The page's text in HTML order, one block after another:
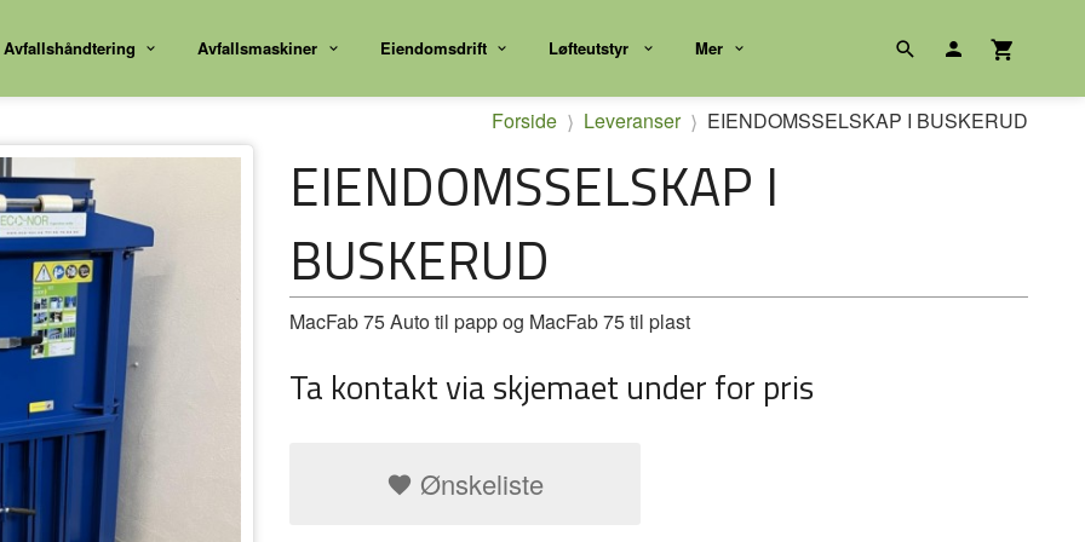
Avfallshåndtering Avfallsmaskiner Eiendomsdrift Løfteutstyr Mer
Forside Leveranser EIENDOMSSELSKAP I BUSKERUD
EIENDOMSSELSKAP I
BUSKERUD
MacFab 75 Auto til papp og MacFab 75 til plast
Ta kontakt via skjemaet under for pris
Ønskeliste